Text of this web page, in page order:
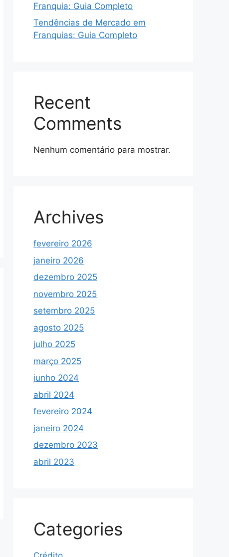
Franquia: Guia Completo
Tendências de Mercado em
Franquias: Guia Completo
Recent
Comments
Nenhum comentário para mostrar.
Archives
fevereiro 2026
janeiro 2026
dezembro 2025
novembro 2025
setembro 2025
agosto 2025
julho 2025
março 2025
junho 2024
abril 2024
fevereiro 2024
janeiro 2024
dezembro 2023
abril 2023
Categories